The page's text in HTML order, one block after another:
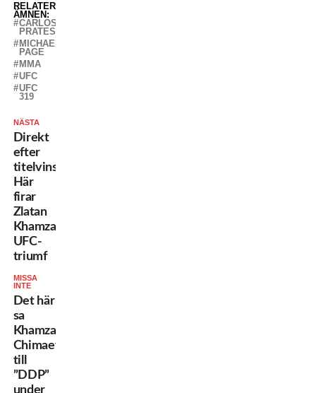
RELATERADE
ÄMNEN:
CARLOS
PRATES
MICHAEL
PAGE
MMA
UFC
UFC
319
NÄSTA
Direkt
efter
titelvinsten:
Här
firar
Zlatan
Khamzats
UFC-
triumf
MISSA
INTE
Det här
sa
Khamzat
Chimaev
till
”DDP”
under